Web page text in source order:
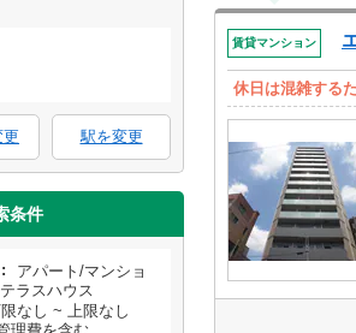
駅を変更
条件
アパート/マンショ
ラスハウス
なし ~ 上限なし
賃貸マンション
休日は混雑する